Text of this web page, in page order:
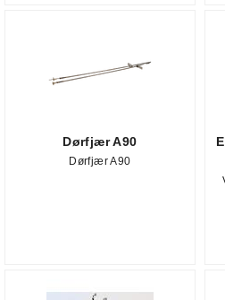
Dørfjær A90
Dørfjær A90